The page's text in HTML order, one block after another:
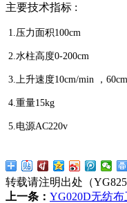
主要技术指标 :
1. 压力面积100cm
2.水柱高度0-200cm
3.上升速度10cm/min ，
4.重量15kg
5.电源AC220v
转载请注明出处（
上一条： YG020D无纺布